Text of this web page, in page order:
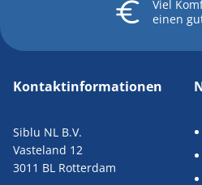
Viel
einen
Kontaktinformationen
Siblu NL B.V.
Vasteland 12
3011 BL Rotterdam